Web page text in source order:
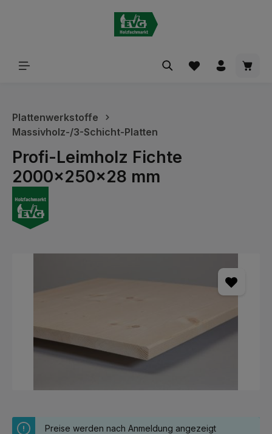
Plattenwerkstoffe
Massivholz-/3-Schicht-Platten
Profi-Leimholz Fichte
2000x250x28 mm
Preise werden nach Anmeldung angezeigt